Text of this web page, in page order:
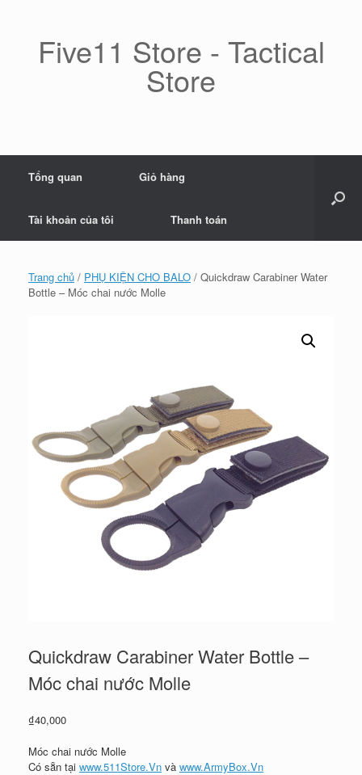
Five11 Store - Tactical
Store
Tổng quan Giỏ hàng
Tài khoản của tôi Thanh toán
Trang chủ / PHỤ KIỆN CHO BALO / Quickdraw Carabiner Water
Bottle – Móc chai nước Molle
Quickdraw Carabiner Water Bottle –
Móc chai nước Molle
₫40,000
Móc chai nước Molle
Có sẵn tại www.511Store.Vn và www.ArmyBox.Vn